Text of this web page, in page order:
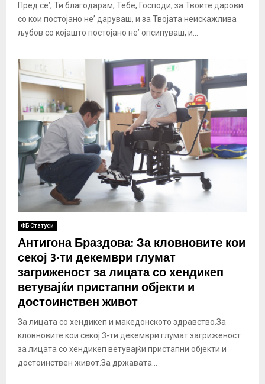
Пред се’, Ти благодарам, Тебе, Господи, за Твоите дарови
со кои постојано не’ даруваш, и за Твојата неискажлива
љубов со којашто постојано не’ опсипуваш, и...
ФБ Статуси
Антигона Браздова: За кловновите кои
секој 3-ти декември глумат
загриженост за лицата со хендикеп
ветувајќи пристапни објекти и
достоинствен живот
За лицата со хендикеп и македонското здравство.За
кловновите кои секој 3-ти декември глумат загриженост
за лицата со хендикеп ветувајќи пристапни објекти и
достоинствен живот.За државата...